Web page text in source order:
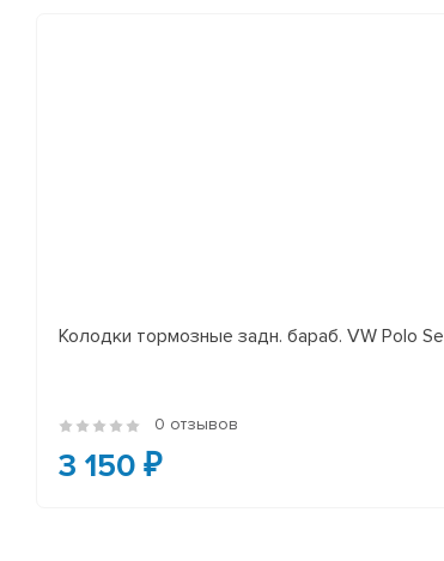
Колодки тормозные задн. бараб. VW Polo
0 отзывов
3 150 ₽